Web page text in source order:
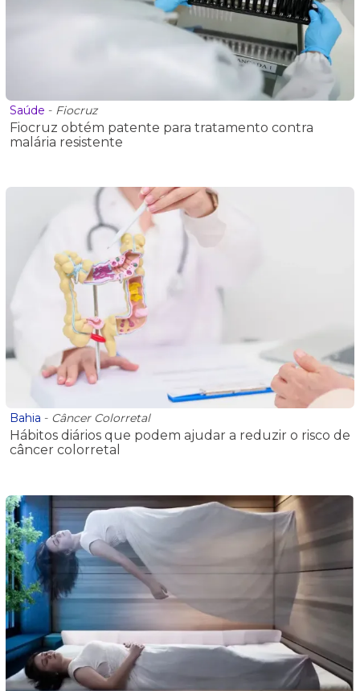
Saúde - Fiocruz
Fiocruz obtém patente para tratamento contra
malária resistente
Bahia - Câncer Colorretal
Hábitos diários que podem ajudar a reduzir o risco de
câncer colorretal